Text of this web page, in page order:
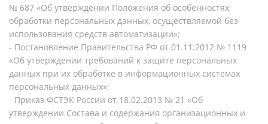
№ 687 «Об утверждении Положения об особенностях
обработки персональных данных, осуществляемой без
использования средств автоматизации»;
- Постановление Правительства РФ от 01.11.2012 № 1119
«Об утверждении требований к защите персональных
данных при их обработке в информационных системах
персональных данных»;
- Приказ ФСТЭК России от 18.02.2013 № 21 «Об
утверждении Состава и содержания организационных и